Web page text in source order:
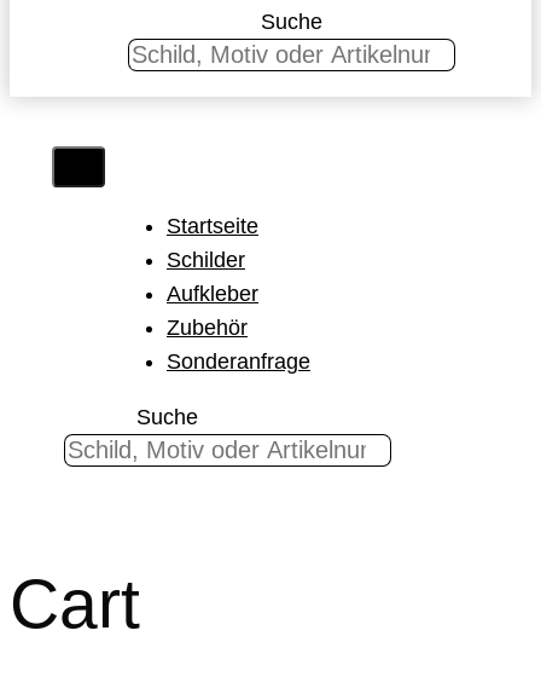
Suche
Startseite
Schilder
Aufkleber
Zubehör
Sonderanfrage
Suche
Cart